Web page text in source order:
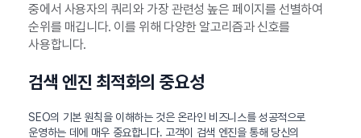
중에서 사용자의 쿼리와 가장 관련성 높은 페이지를 선별하여
순위를 매깁니다. 이를 위해 다양한 알고리즘과 신호를
사용합니다.
검색 엔진 최적화의 중요성
SEO의 기본 원칙을 이해하는 것은 온라인 비즈니스를 성공적으로
운영하는 데에 매우 중요합니다. 고객이 검색 엔진을 통해 당신의